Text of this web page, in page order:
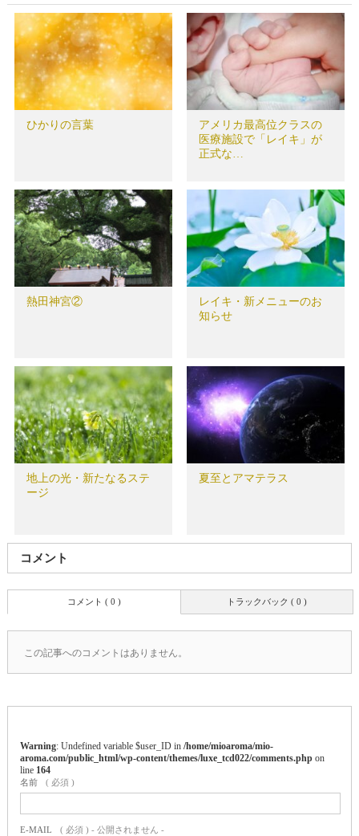
ひかりの言葉
アメリカ最高位クラスの
医療施設で「レイキ」が
正式な…
熱田神宮②
レイキ・新メニューのお
知らせ
地上の光・新たなるステ
ージ
夏至とアマテラス
コメント
トラックバック ( 0 )
コメント ( 0 )
この記事へのコメントはありません。
Warning : Undefined variable $user_ID in /home/mioaroma/mio-
aroma.com/public_html/wp-content/themes/luxe_tcd022/comments.phpon
line 164
名前 ( 必須 )
E-MAIL ( 必須 ) - 公開されません -